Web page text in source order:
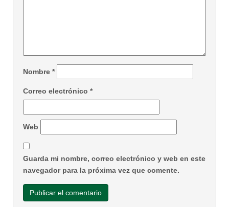
Nombre *
Correo electrónico *
Web
Guarda mi nombre, correo electrónico y web en este
navegador para la próxima vez que comente.